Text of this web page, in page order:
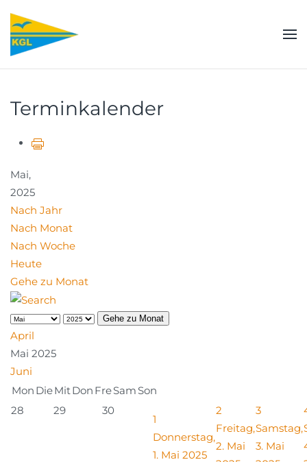
Zum Hauptinhalt springen
Terminkalender
Mai,
2025
Nach Jahr
Nach Monat
Nach Woche
Heute
Gehe zu Monat
Gehe zu Monat
April
Mai 2025
Juni
Mon DieMitDon FreSam Son
28
29 30
1
Donnerstag,
1. Mai 2025
2
Freitag,
2. Mai
3
Samstag,
3. Mai